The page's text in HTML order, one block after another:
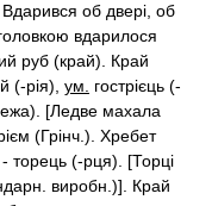
об двері, об
вдарилося
руб (край). Край
(-рія), ум.
гострієць (-
[Ледве махала
(Грінч.). Хребет
торець (-рця). [Торці
виробн.)]. Край